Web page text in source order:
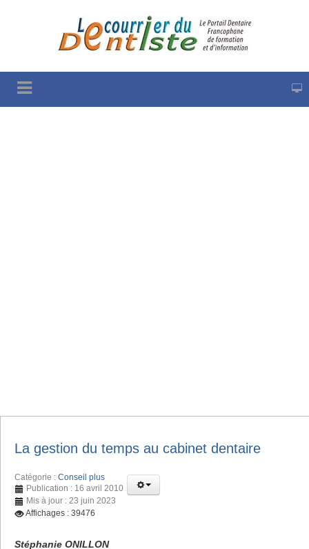
La gestion du temps au cabinet dentaire
Catégorie : Conseil plus
Publication : 16 avril 2010
Mis à jour : 23 juin 2023
Affichages : 39476
Stéphanie ONILLON